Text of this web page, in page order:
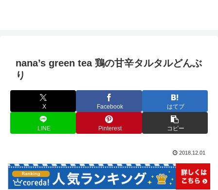
nana’s green tea 鶏の甘辛タルタルどんぶ
り
X Facebook はてブ
LINE Pinterest コピー
2018.12.01